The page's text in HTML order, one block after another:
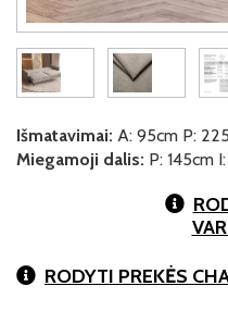
Išmatavimai: A: 95cm P:
Miegamoji dalis: P: 145cm
RODYTI PREKĖS